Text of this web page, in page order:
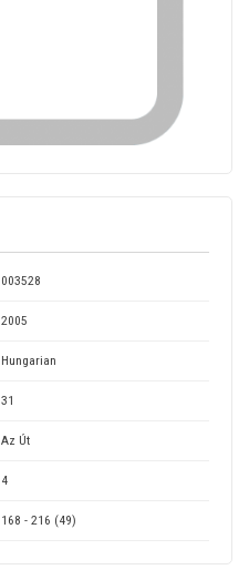
003528
2005
Hungarian
31
Az Út
4
168 - 216 (49)